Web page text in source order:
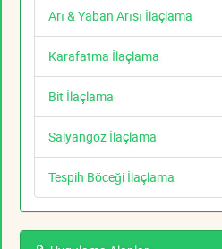
Arı & Yaban Arısı İlaçlama
Karafatma İlaçlama
Bit İlaçlama
Salyangoz İlaçlama
Tespih Böceği İlaçlama